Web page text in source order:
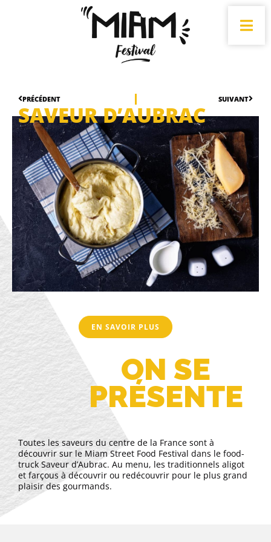
PRÉCÉDENT SUIVANT
SAVEUR D’AUBRAC
ON SE
PRÉSENTE
EN SAVOIR PLUS
Toutes les saveurs du centre de la France sont à
découvrir sur le Miam Street Food Festival dans le food-
truck Saveur d’Aubrac. Au menu, les traditionnels aligot
et farçous à découvrir ou redécouvrir pour le plus grand
plaisir des gourmands.